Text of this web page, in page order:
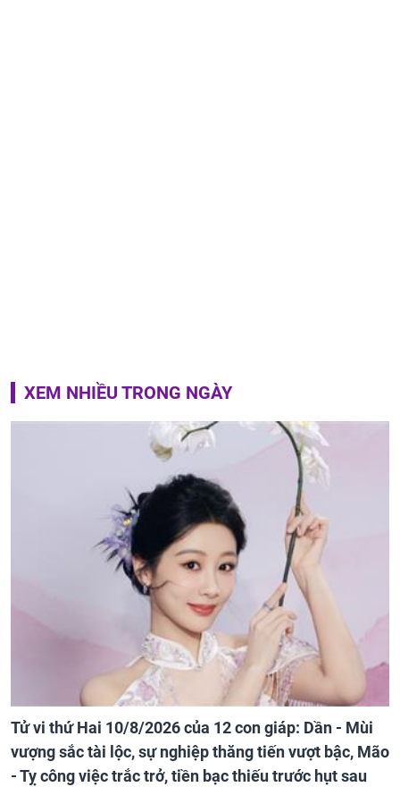
XEM NHIỀU TRONG NGÀY
Tử vi thứ Hai 10/8/2026 của 12 con giáp: Dần - Mùi
vượng sắc tài lộc, sự nghiệp thăng tiến vượt bậc, Mão
- Tỵ công việc trắc trở, tiền bạc thiếu trước hụt sau